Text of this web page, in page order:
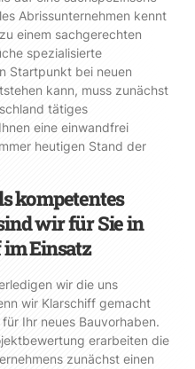
Abrissunternehmen kennt
einem sachgerechten
spezialisierte
Startpunkt bei neuen
kann, muss zunächst
tätiges
eine einwandfrei
heutigen Stand der
kompetentes
wir für Sie in
Einsatz
wir die uns
wir Klarschiff gemacht
Ihr neues Bauvorhaben.
erarbeiten die
zunächst einen